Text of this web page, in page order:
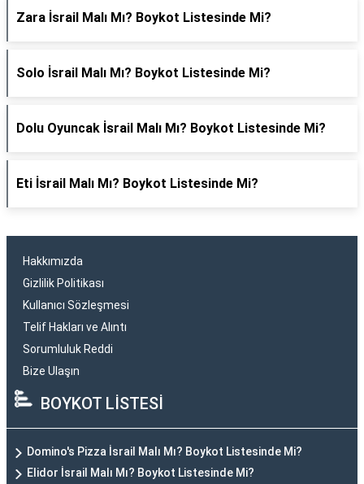
Zara İsrail Malı Mı? Boykot Listesinde Mi?
Solo İsrail Malı Mı? Boykot Listesinde Mi?
Dolu Oyuncak İsrail Malı Mı? Boykot Listesinde Mi?
Eti İsrail Malı Mı? Boykot Listesinde Mi?
Hakkımızda
Gizlilik Politikası
Kullanıcı Sözleşmesi
Telif Hakları ve Alıntı
Sorumluluk Reddi
Bize Ulaşın
BOYKOT LİSTESİ
Domino's Pizza İsrail Malı Mı? Boykot Listesinde Mi?
Elidor İsrail Malı Mı? Boykot Listesinde Mi?